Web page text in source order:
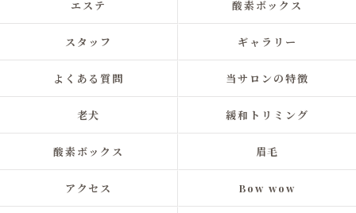
エステ 酸素ボックス
スタッフ ギャラリー
よくある質問 当サロンの特徴
老犬 緩和トリミング
酸素ボックス 眉毛
アクセス Bow wow